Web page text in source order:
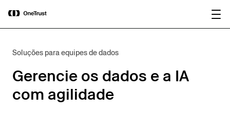
OneTrust nomeada “Visionária” no
Magic Quadrant™ 2026 da Gartner®
para plataformas de governança de IA.
Soluções para equipes de dados
Gerencie os dados e a IA
com agilidade